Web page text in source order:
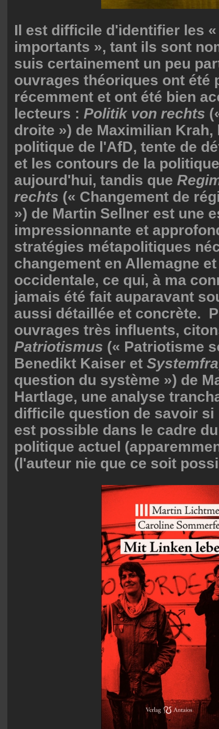
Il est difficile d'identifier les
importants », tant ils sont
suis certainement un peu
ouvrages théoriques ont été
récemment et ont été bien
lecteurs : Politik von rechts
droite ») de Maximilian Krah,
politique de l'AfD, tente de
et les contours de la
aujourd'hui, tandis que
rechts (« Changement de
») de Martin Sellner est une
impressionnante et
stratégies métapolitiques
changement en Allemagne
occidentale, ce qui, à ma
jamais été fait auparavant
aussi détaillée et concrète.
ouvrages très influents,
Patriotismus (« Patriotisme
Benedikt Kaiser et
question du système ») de
Hartlage, une analyse
difficile question de savoir si
est possible dans le cadre
politique actuel
(l'auteur nie que ce soit